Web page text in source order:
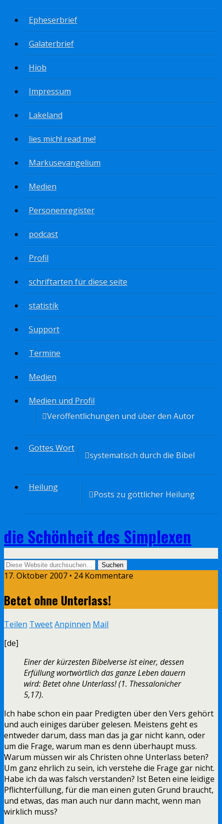
Epheserbrief
Galaterbrief
Hiob
Impressum
Lakeland
lies mich! read me!
Markusevangelium
Medien
Personenregister
podcast
Profil
schriftarten für diese seite
statistik
Support
Termine
Medien
Medien und Profil
Veröffentlichungen und über den Autor
Gottes Wort
systematisch durch die Bibel
Heilung
Posts zu göttlicher Heilung
die Schönheit des Simplexen
17. Oktober 2007 • 24 Kommentare
Betet ohne Unterlass!
Teilen TweetAnpinnen Mail
[de]
Einer der kürzesten Bibelverse ist einer, dessen
Erfüllung wortwörtlich das ganze Leben dauern
wird: Betet ohne Unterlass! (1. Thessalonicher
5,17).
Ich habe schon ein paar Predigten über den Vers gehört
und auch einiges darüber gelesen. Meistens geht es
entweder darum, dass man das ja gar nicht kann, oder
um die Frage, warum man es denn überhaupt muss.
Warum müssen wir als Christen ohne Unterlass beten?
Um ganz ehrlich zu sein, ich verstehe die Frage gar nicht.
Habe ich da was falsch verstanden? Ist Beten eine leidige
Pflichterfüllung, für die man einen guten Grund braucht,
und etwas, das man auch nur dann macht, wenn man
wirklich muss?